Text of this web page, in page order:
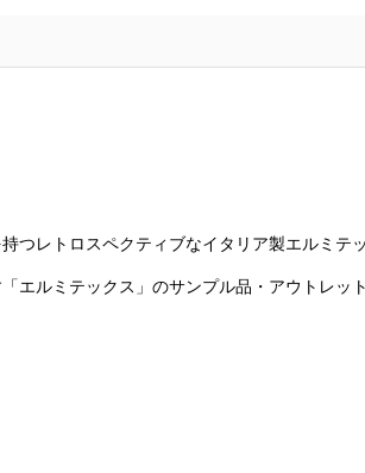
レトロスペクティブなイタリア製エルミテ
エルミテックス」のサンプル品・アウトレット